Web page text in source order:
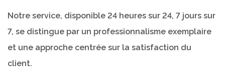
Notre service, disponible 24 heures sur 24, 7 jours sur
7, se distingue par un professionnalisme exemplaire
et une approche centrée sur la satisfaction du
client.